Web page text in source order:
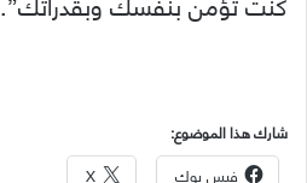
شارك هذا الموضوع:
فيس بوك X